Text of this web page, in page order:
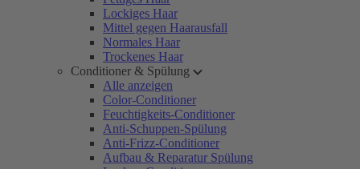
Lockiges Haar
Mittel gegen Haarausfall
Normales Haar
Trockenes Haar
Conditioner & Spülung
Alle anzeigen
Color-Conditioner
Feuchtigkeits-Conditioner
Anti-Schuppen-Spülung
Anti-Frizz-Conditioner
Aufbau & Reparatur Spülung